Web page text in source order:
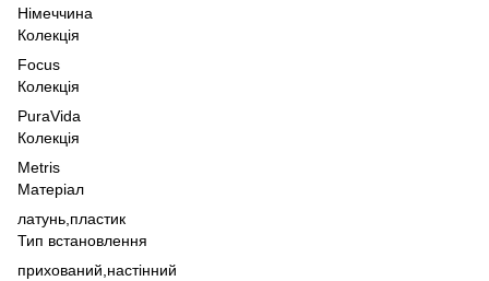
Німеччина
Колекція
Focus
Колекція
PuraVida
Колекція
Metris
Матеріал
латунь, пластик
Тип встановлення
прихований, настінний